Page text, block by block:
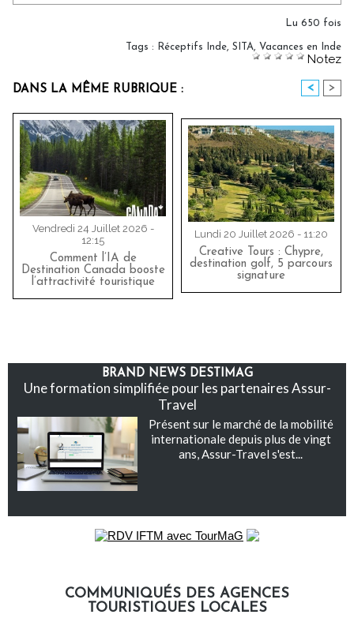
Lu 650 fois
Tags : Réceptifs Inde, SITA, Vacances en Inde
Notez
DANS LA MÊME RUBRIQUE : < >
Vendredi 24 Juillet 2026 -
12:15
Comment l’IA de
Destination Canada booste
l’attractivité touristique
Lundi 20 Juillet 2026 - 11:20
Creative Tours : Chypre,
destination golf, 5 parcours
signature
BRAND NEWS DESTIMAG
Une formation simplifiée pour les partenaires Assur-
Travel
Présent sur le marché de la mobilité
internationale depuis plus de vingt
ans, Assur-Travel s'est...
COMMUNIQUÉS DES AGENCES
TOURISTIQUES LOCALES